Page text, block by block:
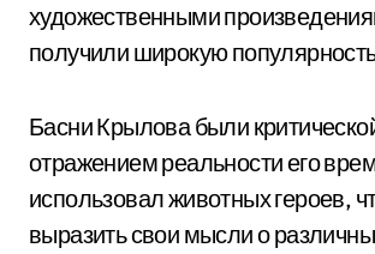
художественными
получили широкую
Басни Крылова были
отражением реальности его
использовал животных героев,
выразить свои мысли о